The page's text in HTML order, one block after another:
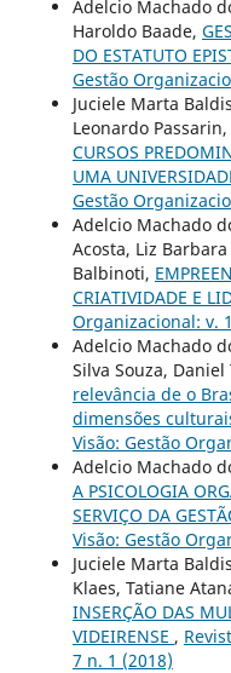
Adelcio Machado
Haroldo Baade,
DO ESTATUTO
Gestão
Juciele Marta
Leonardo Passarin,
CURSOS
UMA
Gestão
Adelcio Machado
Acosta, Liz
Balbinoti,
CRIATIVIDADE E
Organizacional: v.
Adelcio Machado
Silva Souza, Daniel
relevância de o
dimensões
Visão: Gestão
Adelcio Machado
A PSICOLOGIA
SERVIÇO DA
Visão: Gestão
Juciele Marta
Klaes, Tatiane
INSERÇÃO DAS
VIDEIRENSE ,
7 n. 1 (2018)